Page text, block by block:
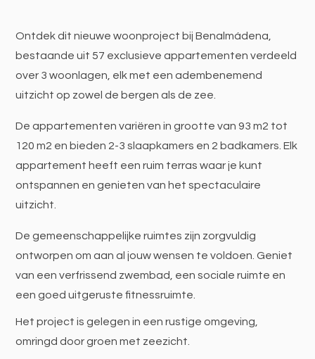
Ontdek dit nieuwe woonproject bij Benalmádena,
bestaande uit 57 exclusieve appartementen verdeeld
over 3 woonlagen, elk met een adembenemend
uitzicht op zowel de bergen als de zee.
De appartementen variëren in grootte van 93 m2 tot
120 m2 en bieden 2-3 slaapkamers en 2 badkamers. Elk
appartement heeft een ruim terras waar je kunt
ontspannen en genieten van het spectaculaire
uitzicht.
De gemeenschappelijke ruimtes zijn zorgvuldig
ontworpen om aan al jouw wensen te voldoen. Geniet
van een verfrissend zwembad, een sociale ruimte en
een goed uitgeruste fitnessruimte.
Het project is gelegen in een rustige omgeving,
omringd door groen met zeezicht.